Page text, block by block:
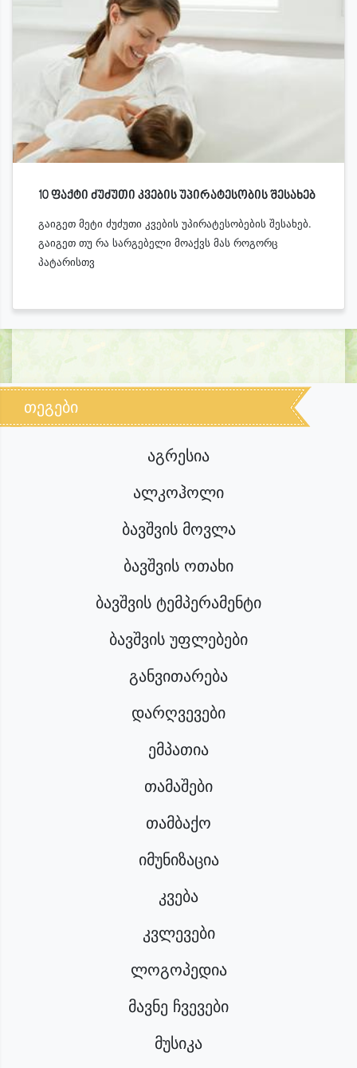
10 ფაქტი ძუძუთი კვების უპირატესობის შესახებ
გაიგეთ მეტი ძუძუთი კვების უპირატესობების შესახებ.
გაიგეთ თუ რა სარგებელი მოაქვს მას როგორც
პატარისთვ
თეგები
აგრესია
ალკოჰოლი
ბავშვის მოვლა
ბავშვის ოთახი
ბავშვის ტემპერამენტი
ბავშვის უფლებები
განვითარება
დარღვევები
ემპათია
თამაშები
თამბაქო
იმუნიზაცია
კვება
კვლევები
ლოგოპედია
მავნე ჩვევები
მუსიკა